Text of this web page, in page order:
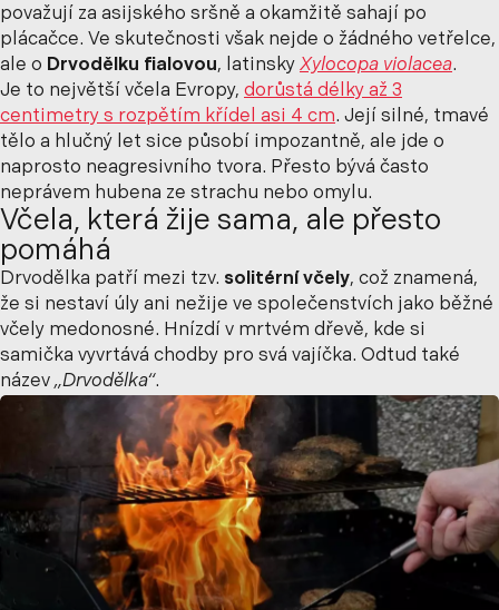
považují za asijského sršně a okamžitě sahají po
plácačce. Ve skutečnosti však nejde o žádného vetřelce,
ale o Drvodělku fialovou, latinsky Xylocopa violacea.
Je to největší včela Evropy, dorůstá délky až 3
centimetry s rozpětím křídel asi 4 cm. Její silné, tmavé
tělo a hlučný let sice působí impozantně, ale jde o
naprosto neagresivního tvora. Přesto bývá často
neprávem hubena ze strachu nebo omylu.
Včela, která žije sama, ale přesto
pomáhá
Drvodělka patří mezi tzv. solitérní včely, což znamená,
že si nestaví úly ani nežije ve společenstvích jako běžné
včely medonosné. Hnízdí v mrtvém dřevě, kde si
samička vyvrtává chodby pro svá vajíčka. Odtud také
název „Drvodělka“.